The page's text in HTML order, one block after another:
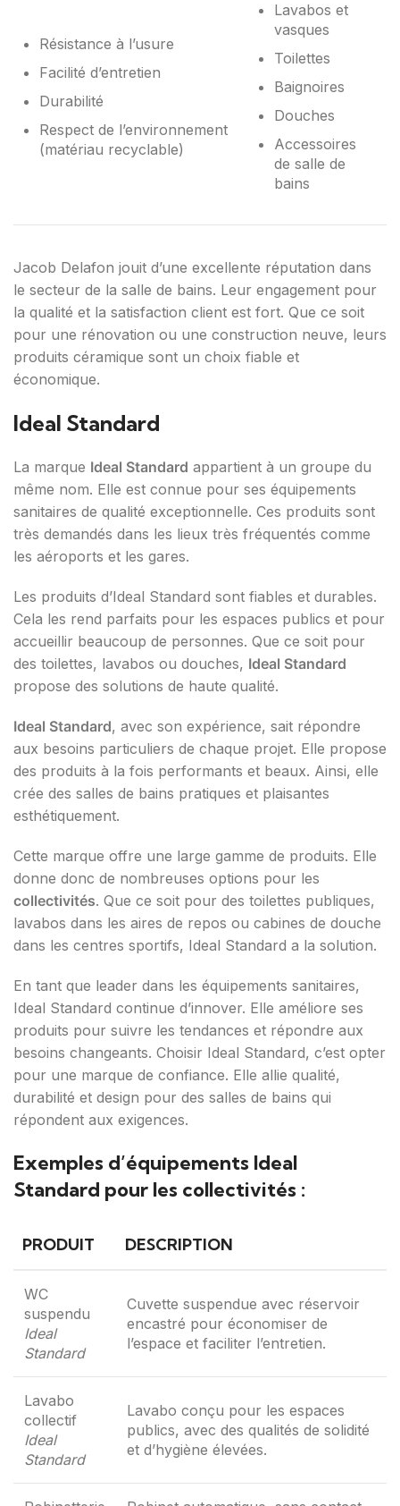
Résistance à l’usure
Facilité d’entretien
Durabilité
Respect de l’environnement
(matériau recyclable)
Lavabos et
vasques
Toilettes
Baignoires
Douches
Accessoires
de salle de
bains
Jacob Delafon jouit d’une excellente réputation dans
le secteur de la salle de bains. Leur engagement pour
la qualité et la satisfaction client est fort. Que ce soit
pour une rénovation ou une construction neuve, leurs
produits céramique sont un choix fiable et
économique.
Ideal Standard
La marque Ideal Standard appartient à un groupe du
même nom. Elle est connue pour ses équipements
sanitaires de qualité exceptionnelle. Ces produits sont
très demandés dans les lieux très fréquentés comme
les aéroports et les gares.
Les produits d’Ideal Standard sont fiables et durables.
Cela les rend parfaits pour les espaces publics et pour
accueillir beaucoup de personnes. Que ce soit pour
des toilettes, lavabos ou douches, Ideal Standard
propose des solutions de haute qualité.
Ideal Standard, avec son expérience, sait répondre
aux besoins particuliers de chaque projet. Elle propose
des produits à la fois performants et beaux. Ainsi, elle
crée des salles de bains pratiques et plaisantes
esthétiquement.
Cette marque offre une large gamme de produits. Elle
donne donc de nombreuses options pour les
collectivités. Que ce soit pour des toilettes publiques,
lavabos dans les aires de repos ou cabines de douche
dans les centres sportifs, Ideal Standard a la solution.
En tant que leader dans les équipements sanitaires,
Ideal Standard continue d’innover. Elle améliore ses
produits pour suivre les tendances et répondre aux
besoins changeants. Choisir Ideal Standard, c’est opter
pour une marque de confiance. Elle allie qualité,
durabilité et design pour des salles de bains qui
répondent aux exigences.
Exemples d’équipements Ideal
Standard pour les collectivités :
PRODUIT DESCRIPTION
WC
suspendu
Ideal
Standard
Cuvette suspendue avec réservoir
encastré pour économiser de
l’espace et faciliter l’entretien.
Lavabo
collectif
Ideal
Standard
Lavabo conçu pour les espaces
publics, avec des qualités de solidité
et d’hygiène élevées.